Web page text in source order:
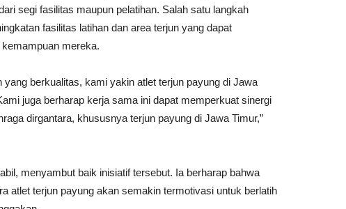
segi fasilitas maupun pelatihan. Salah satu langkah
fasilitas latihan dan area terjun yang dapat
mereka.
berkualitas, kami yakin atlet terjun payung di Jawa
juga berharap kerja sama ini dapat memperkuat sinergi
dirgantara, khususnya terjun payung di Jawa Timur,”
menyambut baik inisiatif tersebut. Ia berharap bahwa
atlet terjun payung akan semakin termotivasi untuk berlatih